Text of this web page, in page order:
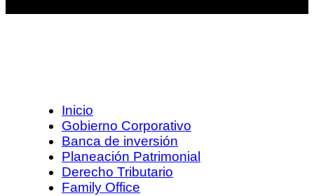
Inicio
Gobierno Corporativo
Banca de inversión
Planeación Patrimonial
Derecho Tributario
Family Office